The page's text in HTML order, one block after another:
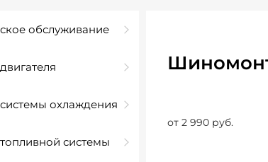
обслуживание
охлаждения
системы
от 2 990 руб.